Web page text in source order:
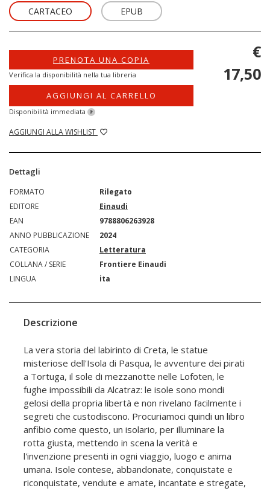
CARTACEO EPUB
PRENOTA UNA COPIA
Verifica la disponibilità nella tua libreria
AGGIUNGI AL CARRELLO
Disponibilità immediata ?
AGGIUNGI ALLA WISHLIST
€
17,50
Dettagli
FORMATO
Rilegato
EDITORE
Einaudi
EAN
9788806263928
ANNO PUBBLICAZIONE
2024
CATEGORIA
Letteratura
COLLANA / SERIE
Frontiere Einaudi
LINGUA
ita
Descrizione
La vera storia del labirinto di Creta, le statue
misteriose dell'Isola di Pasqua, le avventure dei pirati
a Tortuga, il sole di mezzanotte nelle Lofoten, le
fughe impossibili da Alcatraz: le isole sono mondi
gelosi della propria libertà e non rivelano facilmente i
segreti che custodiscono. Procuriamoci quindi un libro
anfibio come questo, un isolario, per illuminare la
rotta giusta, mettendo in scena la verità e
l'invenzione presenti in ogni viaggio, luogo e anima
umana. Isole contese, abbandonate, conquistate e
riconquistate, vendute e amate, incantate e stregate,